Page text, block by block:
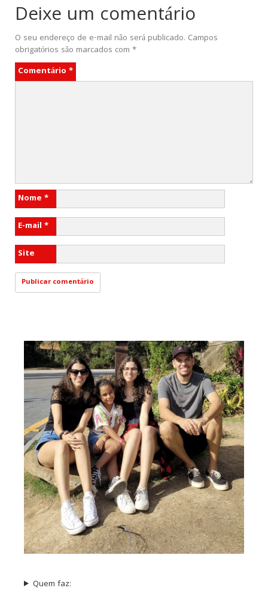
Deixe um comentário
O seu endereço de e-mail não será publicado. Campos
obrigatórios são marcados com *
Comentário *
Nome *
E-mail *
Site
Quem faz: